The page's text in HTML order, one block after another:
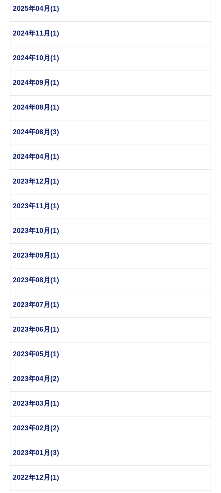
2025年04月(1)
2024年11月(1)
2024年10月(1)
2024年09月(1)
2024年08月(1)
2024年06月(3)
2024年04月(1)
2023年12月(1)
2023年11月(1)
2023年10月(1)
2023年09月(1)
2023年08月(1)
2023年07月(1)
2023年06月(1)
2023年05月(1)
2023年04月(2)
2023年03月(1)
2023年02月(2)
2023年01月(3)
2022年12月(1)